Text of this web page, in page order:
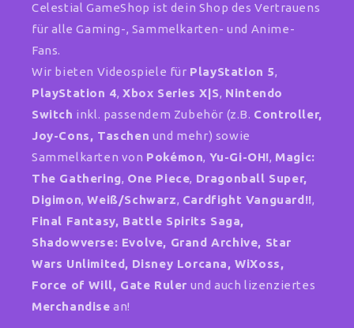
Celestial GameShop ist dein Shop des Vertrauens
für alle Gaming-, Sammelkarten- und Anime-
Fans.
Wir bieten Videospiele für PlayStation 5,
PlayStation 4,Xbox Series X|S, Nintendo
Switch inkl. passendem Zubehör (z.B. Controller,
Joy-Cons, Taschen und mehr) sowie
Sammelkarten von Pokémon, Yu-Gi-OH!, Magic:
The Gathering, One Piece, Dragonball Super,
Digimon,Weiß/Schwarz, Cardfight Vanguard!!,
Final Fantasy, Battle Spirits Saga,
Shadowverse: Evolve, Grand Archive, Star
Wars Unlimited, Disney Lorcana, WiXoss,
Force of Will, Gate Ruler und auch lizenziertes
Merchandise an!